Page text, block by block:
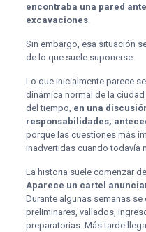
encontraba una pared
excavaciones.
Sin embargo, esa situación
de lo que suele suponerse.
Lo que inicialmente parece
dinámica normal de la
del tiempo, en una
responsabilidades,
porque las cuestiones más
inadvertidas cuando todavía
La historia suele comenzar
Aparece un cartel
Durante algunas semanas
preliminares, vallados,
preparatorias. Más tarde